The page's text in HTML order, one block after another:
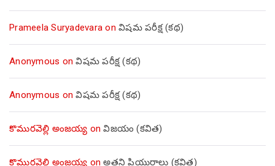
Prameela Suryadevara on విషమ పరీక్ష (క‌థ‌)
Anonymous onవిషమ పరీక్ష (క‌థ‌)
Anonymous onవిషమ పరీక్ష (క‌థ‌)
కొమురవెల్లి అంజయ్య onవిజయం (కవిత)
కొమురవెల్లి అంజయ్య onఅతని ప్రియురాలు (కవిత)